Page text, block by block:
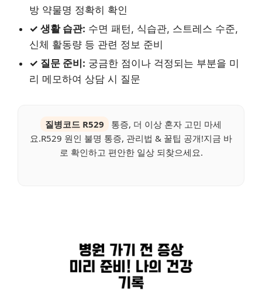
방 약물명 정확히 확인
✓ 생활 습관: 수면 패턴, 식습관, 스트레스 수준,
신체 활동량 등 관련 정보 준비
✓ 질문 준비: 궁금한 점이나 걱정되는 부분을 미
리 메모하여 상담 시 질문
질병코드 R529
통증, 더 이상 혼자 고민 마세
요.R529 원인 불명 통증, 관리법 & 꿀팁 공개!지금 바
로 확인하고 편안한 일상 되찾으세요.